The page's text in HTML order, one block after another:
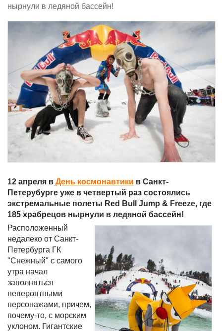
нырнули в ледяной бассейн!
12 апреля в День космонавтики в Санкт-
Петерубурге уже в четвертый раз состоялись
экстремальные полеты Red Bull Jump & Freeze, где
185 храбрецов нырнули в ледяной бассейн!
Расположенный
недалеко от Санкт-
Петербурга ГК
"Снежный" с самого
утра начал
заполняться
невероятными
персонажами, причем,
почему-то, с морским
уклоном. Гигантские